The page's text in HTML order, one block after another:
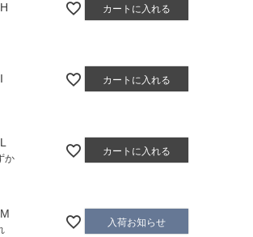
カートに入れる
カートに入れる
か
カートに入れる
入荷お知らせ